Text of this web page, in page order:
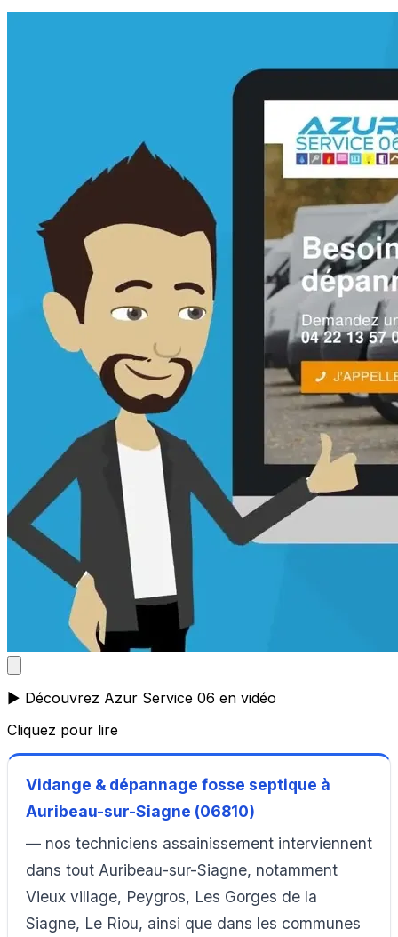
▶️ Découvrez Azur Service 06 en vidéo
Cliquez pour lire
Vidange & dépannage fosse septique à
Auribeau-sur-Siagne (06810)
— nos techniciens assainissement interviennent
dans tout Auribeau-sur-Siagne, notamment
Vieux village, Peygros, Les Gorges de la
Siagne, Le Riou, ainsi que dans les communes